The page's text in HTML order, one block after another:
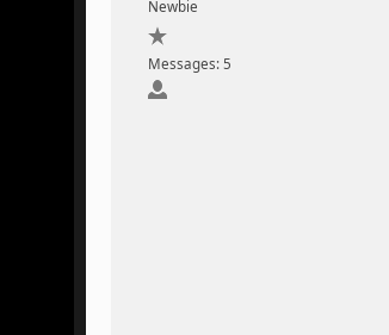
Newbie
Messages: 5